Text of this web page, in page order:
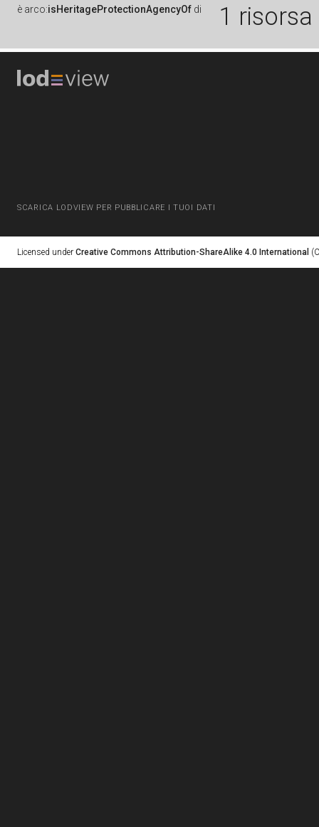
è arco:isHeritageProtectionAgencyOf di 1 risorsa
SCARICA LODVIEW PER PUBBLICARE I TUOI DATI
Licensed under Creative Commons Attribution-ShareAlike 4.0 International